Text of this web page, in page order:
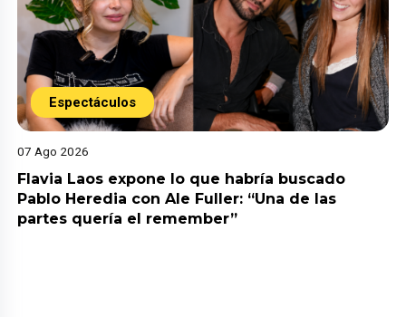
Espectáculos
07 Ago 2026
Flavia Laos expone lo que habría buscado
Pablo Heredia con Ale Fuller: “Una de las
partes quería el remember”